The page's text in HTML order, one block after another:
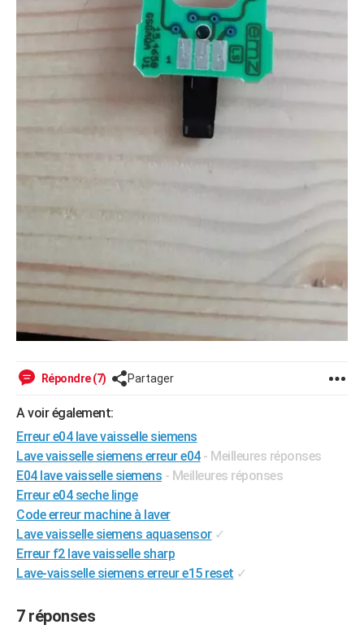
Répondre (7) Partager
A voir également:
Erreur e04 lave vaisselle siemens
Lave vaisselle siemens erreur e04 - Meilleures réponses
E04 lave vaisselle siemens - Meilleures réponses
Erreur e04 seche linge
Code erreur machine à laver
Lave vaisselle siemens aquasensor ✓
Erreur f2 lave vaisselle sharp
Lave-vaisselle siemens erreur e15 reset ✓
7 réponses